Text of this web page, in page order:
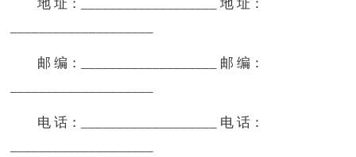
地 址：___________________ 地 址：
邮 编：___________________ 邮 编：
电 话：___________________ 电 话：